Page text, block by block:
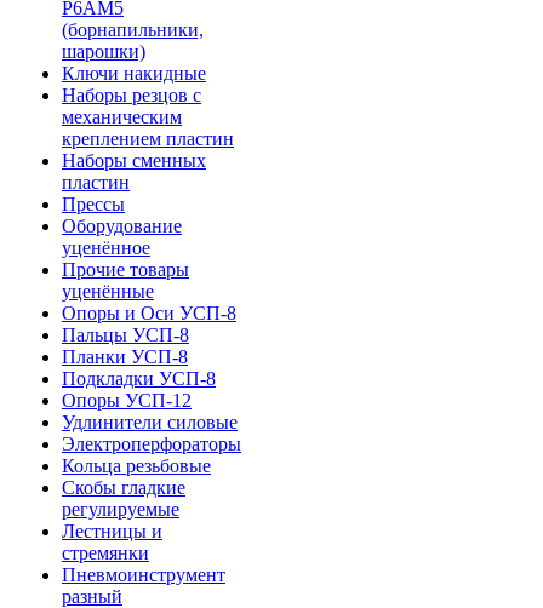
Р6АМ5
(борнапильники,
шарошки)
Ключи накидные
Наборы резцов с
механическим
креплением пластин
Наборы сменных
пластин
Прессы
Оборудование
уценённое
Прочие товары
уценённые
Опоры и Оси УСП-8
Пальцы УСП-8
Планки УСП-8
Подкладки УСП-8
Опоры УСП-12
Удлинители силовые
Электроперфораторы
Кольца резьбовые
Скобы гладкие
регулируемые
Лестницы и
стремянки
Пневмоинструмент
разный